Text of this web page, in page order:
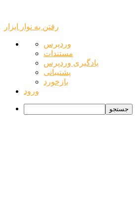
رفتن به نوار ابزار
درباره
وردپرس
وردپرس
مستندات
یادگیری وردپرس
پشتیبانی
بازخورد
ورود
جستجو